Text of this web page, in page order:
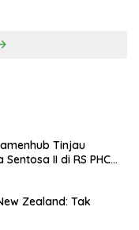
Tinjau
II di RS PHC
Zealand: Tak